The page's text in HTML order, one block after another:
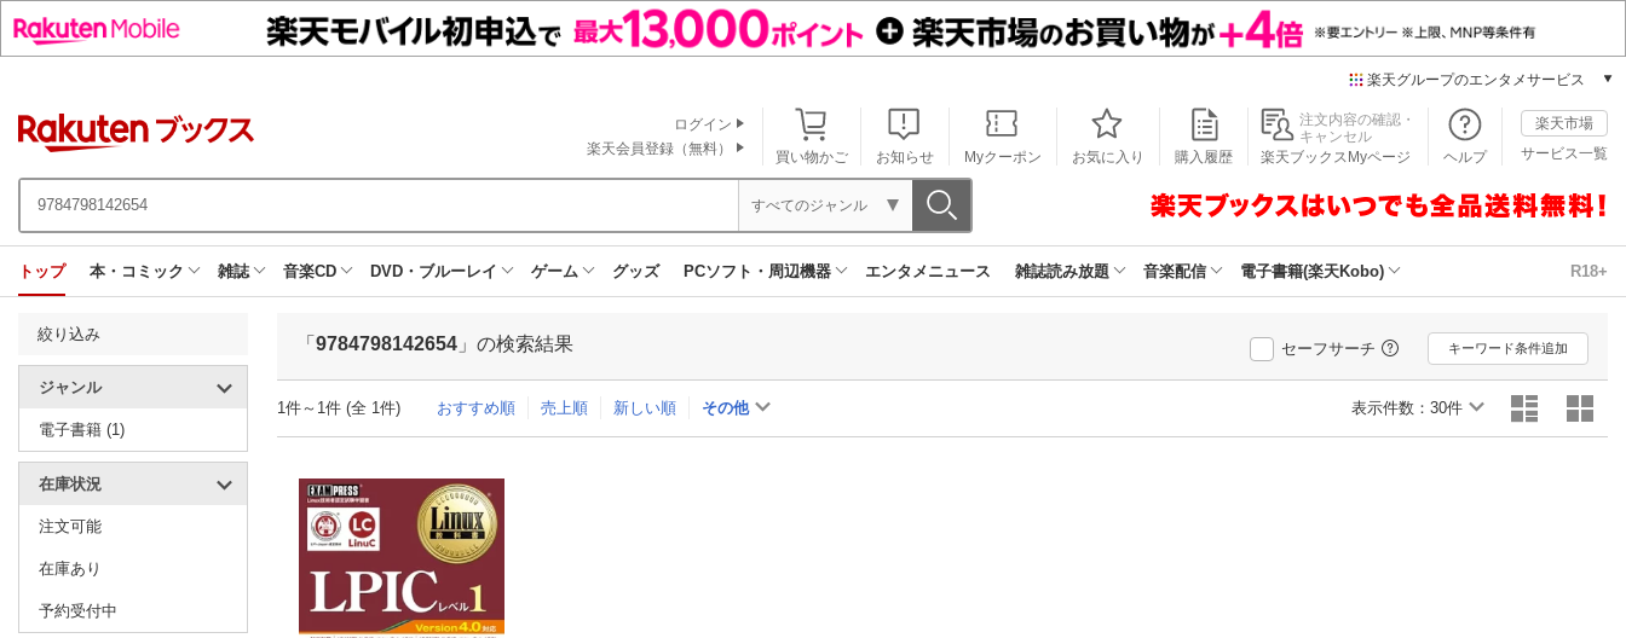
楽天グループのエンタメサービス
本/ゲーム/CD/DVD
楽天ブックス
楽天Kobo
動画配信
楽天TV
動画配信ガイド
買い物かご お知らせ Myクーポン お気に入り 購入履歴
注文内容の確認・
キャンセル
楽天ブックスMyページ
ヘルプ
楽天市場
サービス一覧
ログイン
楽天会員登録（無料）
すべてのジャンル
トップ 本・コミック 雑誌 音楽CD DVD・ブルーレイ ゲーム グッズ PCソフト・周辺機器 エンタメニュース 雑誌読み放題 音楽配信 電子書籍(楽天Kobo) R18+
絞り込み
ジャンル
電子書籍 (1)
在庫状況
注文可能
在庫あり
予約受付中
「 9784798142654 」の検索結果 セーフサーチ キーワード条件追加
1件～1件 (全 1件) おすすめ順 売上順 新しい順 その他 表示件数： 30件